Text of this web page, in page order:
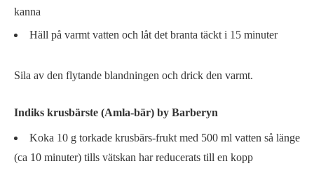
kanna
Häll på varmt vatten och låt det branta täckt i 15 minuter
Sila av den flytande blandningen och drick den varmt.
Indiks krusbärste (Amla-bär) by Barberyn
Koka 10 g torkade krusbärs-frukt med 500 ml vatten så länge
(ca 10 minuter) tills vätskan har reducerats till en kopp